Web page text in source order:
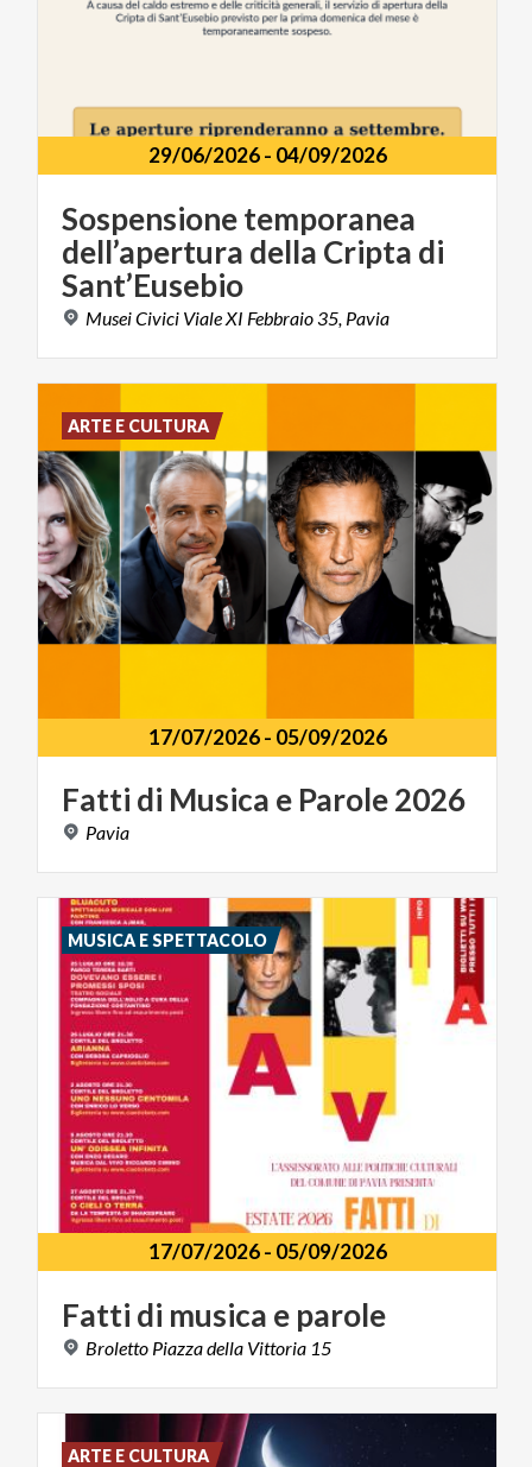
29/06/2026- 04/09/2026
Sospensione temporanea
dell’apertura della Cripta di
Sant’Eusebio
MuseiCivici Viale XI Febbraio35, Pavia
17/07/2026- 05/09/2026
Fatti di Musica e Parole2026
Pavia
ARTE E CULTURA
17/07/2026- 05/09/2026
Fatti di musica e parole
Broletto Piazzadella Vittoria 15
MUSICA E SPETTACOLO
ARTE E CULTURA